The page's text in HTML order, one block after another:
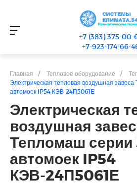
+7 (383) 375-00-
+7-923-174-66-
Главная / Тепловое оборудование /
Электрическая тепловая воздушная
автомоек IP54 КЭВ-24П5061Е
Электрическая
воздушная
Тепломаш
автомоек IP54
КЭВ-24П5061Е